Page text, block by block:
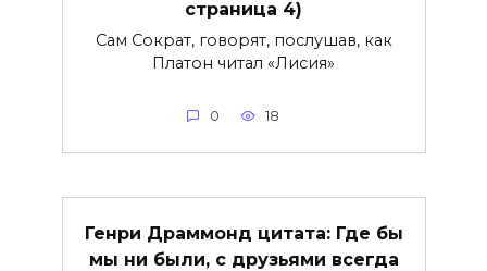
страница 4)
Сам Сократ, говорят, послушав, как
Платон читал «Лисия»
0 18
Генри Драммонд цитата: Где бы
мы ни были, с друзьями всегда